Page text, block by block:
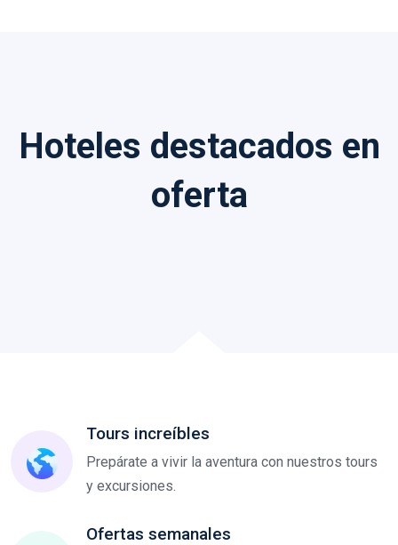
Hoteles destacados en
oferta
Tours increíbles
Prepárate a vivir la aventura con nuestros tours
y excursiones.
Ofertas semanales